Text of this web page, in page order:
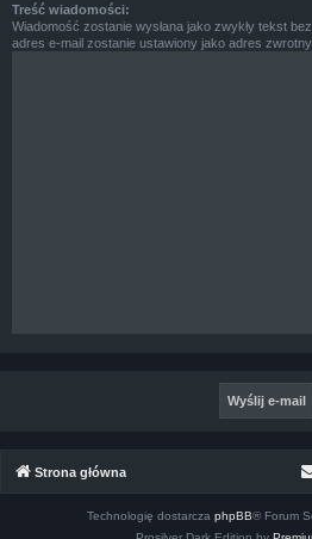
Treść wiadomości:
Wiadomość zostanie wysłana jako zwykły tekst
adres e-mail zostanie ustawiony jako adres zwrotny
Strona główna
Technologię dostarcza phpBB® Forum